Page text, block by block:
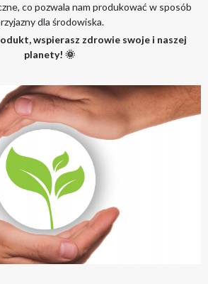
co pozwala nam produkować w sposób
dla środowiska.
wspierasz zdrowie swoje i naszej
planety! 🌞